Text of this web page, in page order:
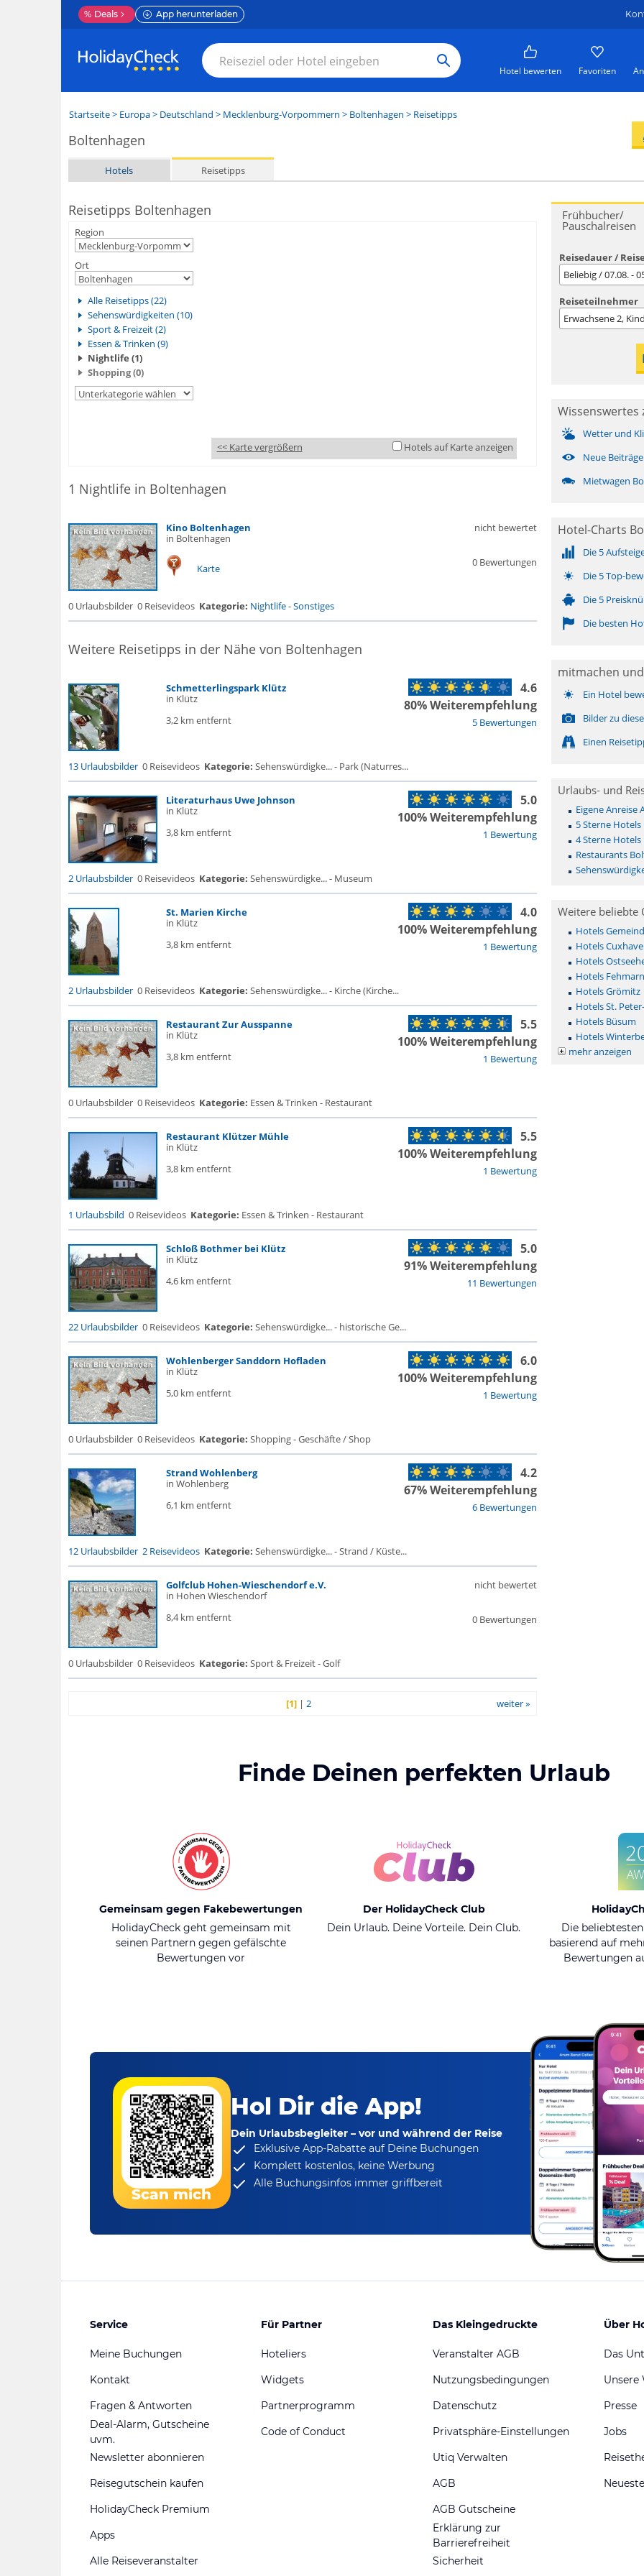
% Deals App herunterladen
Hotel bewerten Favoriten
Startseite> Europa> Deutschland > Mecklenburg-Vorpommern > Boltenhagen > Reisetipps
Boltenhagen
Hotels Reisetipps
Reisetipps Boltenhagen
Region
Ort
Alle Reisetipps (22)
Sehenswürdigkeiten (10)
Sport & Freizeit (2)
Essen & Trinken (9)
Nightlife (1)
Shopping (0)
<< Karte vergrößern Hotels auf Karte anzeigen
1 Nightlife in Boltenhagen
Kino Boltenhagen
in Boltenhagen
Karte 0 Bewertungen
nicht bewertet
0 Urlaubsbilder 0 Reisevideos Kategorie: Nightlife-Sonstiges
Weitere Reisetipps in der Nähe von Boltenhagen
Schmetterlingspark Klütz
in Klütz
3,2 km entfernt
5 Bewertungen
4.6
80% Weiterempfehlung
13 Urlaubsbilder 0 Reisevideos Kategorie: Sehenswürdigke... - Park (Naturres...
Literaturhaus Uwe Johnson
in Klütz
3,8 km entfernt
1 Bewertung
5.0
100% Weiterempfehlung
2 Urlaubsbilder 0 Reisevideos Kategorie: Sehenswürdigke... - Museum
St. Marien Kirche
in Klütz
3,8 km entfernt
1 Bewertung
4.0
100% Weiterempfehlung
2 Urlaubsbilder 0 Reisevideos Kategorie: Sehenswürdigke... - Kirche (Kirche...
Restaurant Zur Ausspanne
in Klütz
3,8 km entfernt
1 Bewertung
5.5
100% Weiterempfehlung
0 Urlaubsbilder 0 Reisevideos Kategorie: Essen & Trinken - Restaurant
Restaurant Klützer Mühle
in Klütz
3,8 km entfernt
1 Bewertung
5.5
100% Weiterempfehlung
1 Urlaubsbild 0 Reisevideos Kategorie: Essen & Trinken - Restaurant
Schloß Bothmer bei Klütz
in Klütz
4,6 km entfernt
11 Bewertungen
5.0
91% Weiterempfehlung
22 Urlaubsbilder 0 Reisevideos Kategorie: Sehenswürdigke... - historische Ge...
Wohlenberger Sanddorn Hofladen
in Klütz
5,0 km entfernt
1 Bewertung
6.0
100% Weiterempfehlung
0 Urlaubsbilder 0 Reisevideos Kategorie: Shopping - Geschäfte / Shop
Strand Wohlenberg
in Wohlenberg
6,1 km entfernt
6 Bewertungen
4.2
67% Weiterempfehlung
12 Urlaubsbilder 2 Reisevideos Kategorie: Sehenswürdigke... - Strand / Küste...
Golfclub Hohen-Wieschendorf e.V.
in Hohen Wieschendorf
8,4 km entfernt
0 Bewertungen
nicht bewertet
0 Urlaubsbilder 0 Reisevideos Kategorie: Sport & Freizeit - Golf
[1]| 2 weiter »
Frühbucher/
Pauschalreisen
Reisedauer /
Beliebig / 07.08. -
Reiseteilnehmer
Erwachsene2,
Wissenswertes
Wetter und
Neue
Mietwagen
Hotel-Charts
Die 5
Die 5 Top-
Die 5
Die besten
mitmachen
Ein Hotel
Bilder zu
Einen
Urlaubs- und
Eigene Anreise
5 Sterne
4 Sterne
Restaurants
Weitere beliebte
Hotels
Hotels
Hotels
Hotels Fehmarn
Hotels Grömitz
Hotels St.
Hotels Büsum
Hotels
mehr anzeigen
Finde Deinen perfekten Urlaub
Gemeinsam gegen Fakebewertungen
HolidayCheck geht gemeinsam mit
seinen Partnern gegen gefälschte
Bewertungen vor
Der HolidayCheck Club
Dein Urlaub. Deine Vorteile. Dein Club.
Die
basierend auf
Bewertungen
Scan mich
Hol Dir die App!
Dein Urlaubsbegleiter – vor und während der Reise
Exklusive App-Rabatteauf Deine Buchungen
Komplett kostenlos, keine Werbung
Alle Buchungsinfos immer griffbereit
Service
Meine Buchungen
Kontakt
Fragen & Antworten
Deal-Alarm, Gutscheine
uvm.
Newsletter abonnieren
Reisegutschein kaufen
HolidayCheck Premium
Apps
Alle Reiseveranstalter
Für Partner
Hoteliers
Widgets
Partnerprogramm
Code of Conduct
Das Kleingedruckte
Veranstalter AGB
Nutzungsbedingungen
Datenschutz
Privatsphäre-Einstellungen
Utiq Verwalten
AGB
AGB Gutscheine
Erklärung zur
Barrierefreiheit
Sicherheit
Über
Das
Unsere
Presse
Jobs